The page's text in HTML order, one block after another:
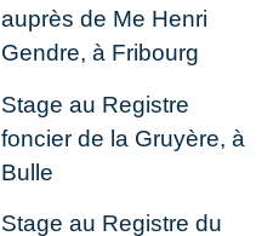
auprès de Me Henri
Gendre, à Fribourg
Stage au Registre
foncier de la Gruyère, à
Bulle
Stage au Registre du